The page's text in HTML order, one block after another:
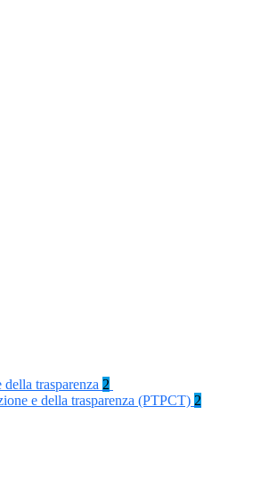
trasparenza 2
e della trasparenza (PTPCT) 2